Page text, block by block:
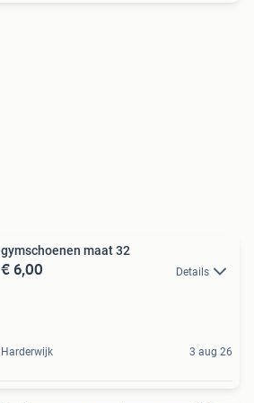
gymschoenen maat 32
€ 6,00 Details
Harderwijk 3 aug 26